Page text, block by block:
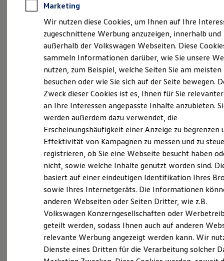
Anpfiff zum Gewinn
Elektroautos
ID. Tutorials
Elektrofahrzeugkonzepte
Reichweite
Reichweite der ID. Modelle
Reichweite im Winter
Laden
Laden unterwegs
Laden Zuhause
Ladezeitensimulator
Batterie
Sicherheit
Garantie und Lebensdauer
Nachhaltigkeit
Technologie
Kosten und Kauf
Verbrauchskosten
Kaufoptionen
E-Auto-Förderung
Software und Konnektivität
Die ID. Software 6
ID. Software Versionen und Updates
Digitale Extras
Schnittstellen zu Ihrem ID.
Impressum & Rechtliches)
Alles begann in Bochum
Heinz-Dieter Tiemeyer hat den Automobilhandel
aber nicht nur im Blut, sondern von der Pieke auf
gelernt. Nach einer fundierten Ausbildung zum
Kfz-Mechaniker übernahm er im Jahre 2002 die
alleinige Geschäftsleitung der damals drei
Betriebe von seiner Mutter Elvira. Von diesem
Zeitpunkt an steuert Heinz-Dieter Tiemeyer die
Gruppe erfolgreich auf dem Expansionskurs.
Kontinuierlich erschloss das Unternehmen unter
Marketing
Wir nutzen diese Cookies, um Ihnen auf Ihre
zugeschnittene Werbung anzuzeigen, innerhalb und
außerhalb der Volkswagen Webseiten. Diese
sammeln Informationen darüber, wie Sie unsere
nutzen, zum Beispiel, welche Seiten Sie am meisten
besuchen oder wie Sie sich auf der Seite bewegen.
Zweck dieser Cookies ist es, Ihnen für Sie
an Ihre Interessen angepasste Inhalte anzubieten.
werden außerdem dazu verwendet, die
Erscheinungshäufigkeit einer Anzeige zu begrenzen
Effektivität von Kampagnen zu messen und zu
registrieren, ob Sie eine Webseite besucht haben
nicht, sowie welche Inhalte genutzt worden sind.
basiert auf einer eindeutigen Identifikation Ihres
sowie Ihres Internetgeräts. Die Informationen
anderen Webseiten oder Seiten Dritter, wie z.B.
Volkswagen Konzerngesellschaften oder
geteilt werden, sodass Ihnen auch auf anderen
relevante Werbung angezeigt werden kann. Wir
Dienste eines Dritten für die Verarbeitung solcher